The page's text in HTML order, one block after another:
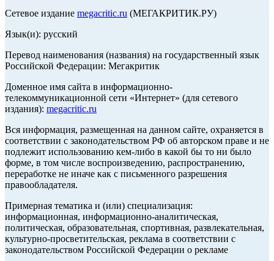
Сетевое издание megacritic.ru (МЕГАКРИТИК.РУ)
Язык(и): русский
Перевод наименования (названия) на государственный язык
Российской Федерации: Мегакритик
Доменное имя сайта в информационно-
телекоммуникационной сети «Интернет» (для сетевого
издания): megacritic.ru
Вся информация, размещенная на данном сайте, охраняется в
соответствии с законодательством РФ об авторском праве и не
подлежит использованию кем-либо в какой бы то ни было
форме, в том числе воспроизведению, распространению,
переработке не иначе как с письменного разрешения
правообладателя.
Примерная тематика и (или) специализация:
информационная, информационно-аналитическая,
политическая, образовательная, спортивная, развлекательная,
культурно-просветительская, реклама в соответствии с
законодательством Российской Федерации о рекламе